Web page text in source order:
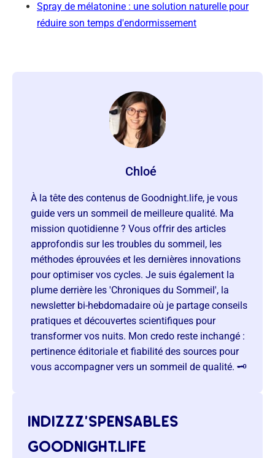
Spray de mélatonine : une solution naturelle pour
réduire son temps d'endormissement
Chloé
À la tête des contenus de Goodnight.life, je vous
guide vers un sommeil de meilleure qualité. Ma
mission quotidienne ? Vous offrir des articles
approfondis sur les troubles du sommeil, les
méthodes éprouvées et les dernières innovations
pour optimiser vos cycles. Je suis également la
plume derrière les 'Chroniques du Sommeil', la
newsletter bi-hebdomadaire où je partage conseils
pratiques et découvertes scientifiques pour
transformer vos nuits. Mon credo reste inchangé :
pertinence éditoriale et fiabilité des sources pour
vous accompagner vers un sommeil de qualité. 🗝️
indizzz’spensables
goodnight.life